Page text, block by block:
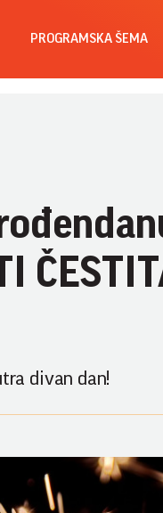
PROGRAMSKA ŠEMA
divan dan!